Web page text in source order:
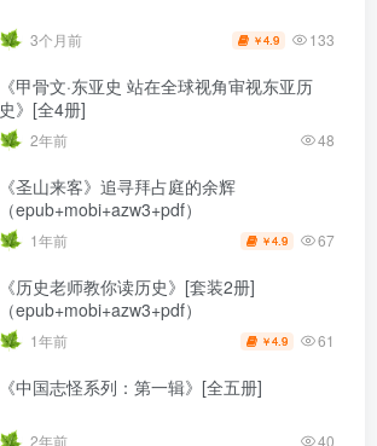
3个月前 ￥4.9 133
《甲骨文·东亚史 站在全球视角审视东亚历
史》[全4册]
2年前 48
《圣山来客》追寻拜占庭的余辉
（epub+mobi+azw3+pdf）
1年前 ￥4.9 67
《历史老师教你读历史》[套装2册]
（epub+mobi+azw3+pdf）
1年前 ￥4.9 61
《中国志怪系列：第一辑》[全五册]
2年前 40